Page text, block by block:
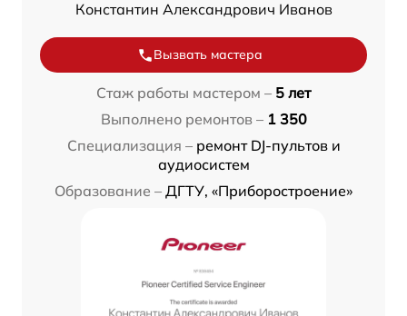
Константин Александрович Иванов
Вызвать мастера
Стаж работы мастером – 5 лет
Выполнено ремонтов – 1 350
Специализация – ремонт DJ-пультов и
аудиосистем
Образование – ДГТУ, «Приборостроение»